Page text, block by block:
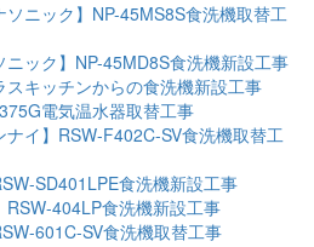
ニック】NP-45MS8S食洗機取替工
ック】NP-45MD8S食洗機新設工事
キッチンからの食洗機新設工事
電気温水器取替工事
イ】RSW-F402C-SV食洗機取替工
SD401LPE食洗機新設工事
RSW-404LP食洗機新設工事
601C-SV食洗機取替工事